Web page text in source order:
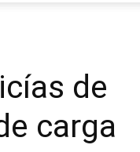
de
carga